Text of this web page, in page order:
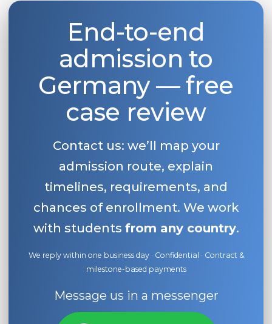
End-to-end
admission to
Germany — free
case review
Contact us: we’ll map your
admission route, explain
timelines, requirements, and
chances of enrollment. We work
with students from any country.
We reply within one business day · Confidential · Contract &
milestone-based payments
Message us in a messenger